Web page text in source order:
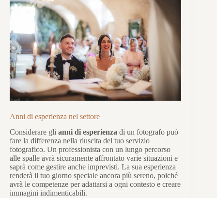
Anni di esperienza nel settore
Considerare gli anni di esperienza di un fotografo può
fare la differenza nella riuscita del tuo servizio
fotografico. Un professionista con un lungo percorso
alle spalle avrà sicuramente affrontato varie situazioni e
saprà come gestire anche imprevisti. La sua esperienza
renderà il tuo giorno speciale ancora più sereno, poiché
avrà le competenze per adattarsi a ogni contesto e creare
immagini indimenticabili.